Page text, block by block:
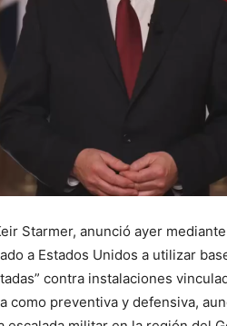
Starmer, anunció ayer
a Estados Unidos a utilizar
contra instalaciones
como preventiva y defensiva,